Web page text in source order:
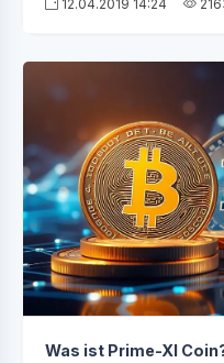
12.04.2019 14:24
Was ist Prime-XI